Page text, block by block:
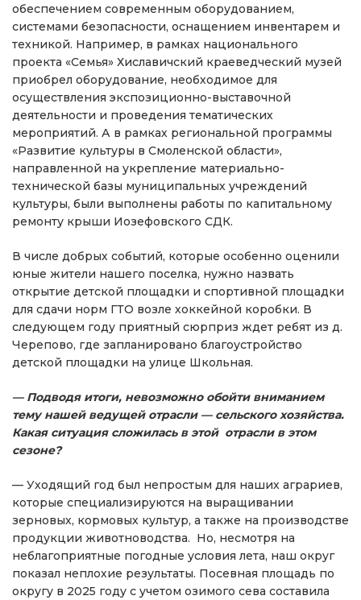
обеспечением современным оборудованием,
системами безопасности, оснащением инвентарем и
техникой. Например, в рамках национального
проекта «Семья» Хиславичский краеведческий музей
приобрел оборудование, необходимое для
осуществления экспозиционно-выставочной
деятельности и проведения тематических
мероприятий. А в рамках региональной программы
«Развитие культуры в Смоленской области»,
направленной на укрепление материально-
технической базы муниципальных учреждений
культуры, были выполнены работы по капитальному
ремонту крыши Иозефовского СДК.
В числе добрых событий, которые особенно оценили
юные жители нашего поселка, нужно назвать
открытие детской площадки и спортивной площадки
для сдачи норм ГТО возле хоккейной коробки. В
следующем году приятный сюрприз ждет ребят из д.
Черепово, где запланировано благоустройство
детской площадки на улице Школьная.
— Подводя итоги, невозможно обойти вниманием
тему нашей ведущей отрасли — сельского хозяйства.
Какая ситуация сложилась в этой отрасли в этом
сезоне?
— Уходящий год был непростым для наших аграриев,
которые специализируются на выращивании
зерновых, кормовых культур, а также на производстве
продукции животноводства. Но, несмотря на
неблагоприятные погодные условия лета, наш округ
показал неплохие результаты. Посевная площадь по
округу в 2025 году с учетом озимого сева составила